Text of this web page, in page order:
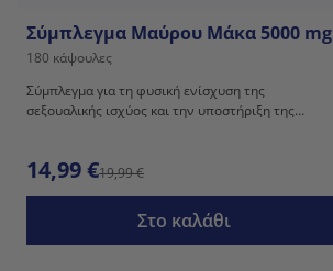
Σύμπλεγμα Μαύρου Μάκα 5000 mg
180 κάψουλες
Σύμπλεγμα για τη φυσική ενίσχυση της
σεξουαλικής ισχύος και την υποστήριξη της
14,99 €19,99 €
Στο καλάθι